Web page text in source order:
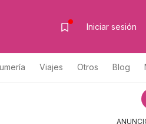
Iniciar sesión
Viajes Otros Blog